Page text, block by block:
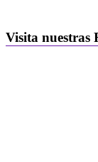
Visita nuestras